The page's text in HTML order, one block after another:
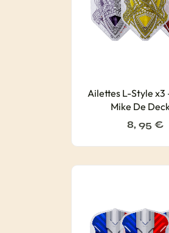
Ailettes L-Style x3
Mike De
8, 95€